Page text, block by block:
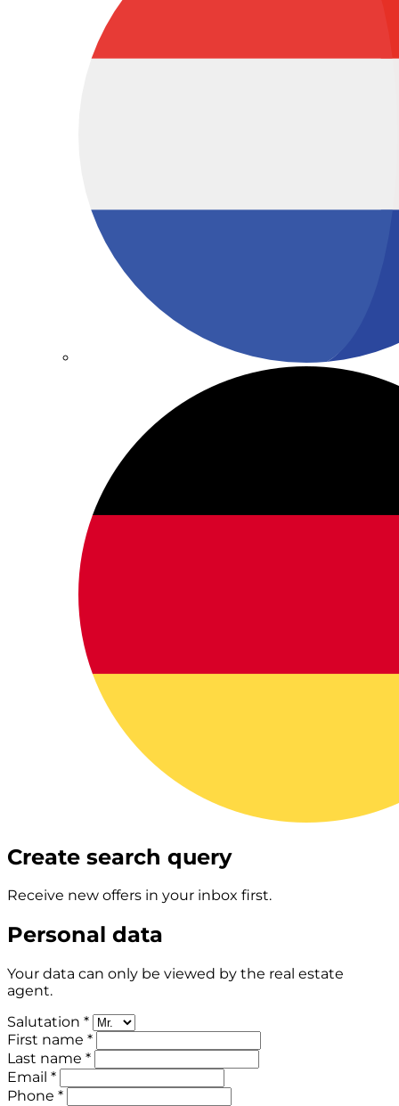
Create search query
Receive new offers in your inbox first.
Personal data
Your data can only be viewed by the real estate
agent.
Salutation *
First name *
Last name *
Email *
Phone *